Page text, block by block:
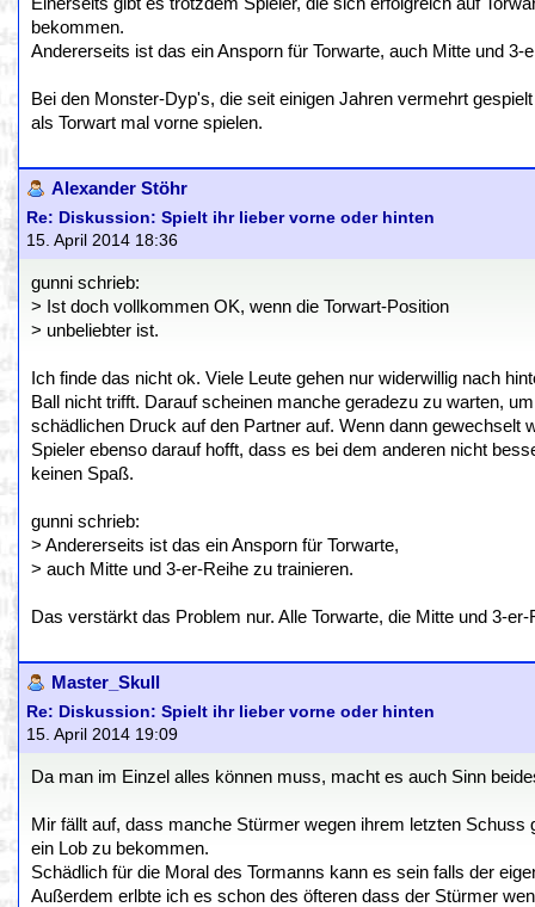
bekommen.
Andererseits ist das ein Ansporn für Torwarte, auch Mitte und 3-
Bei den Monster-Dyp's, die seit einigen Jahren vermehrt
als Torwart mal vorne spielen.
Alexander Stöhr
Re: Diskussion: Spielt ihr lieber vorne oder hinten
15. April 2014 18:36
gunni schrieb:
> Ist doch vollkommen OK, wenn die Torwart-Position
> unbeliebter ist.
Ich finde das nicht ok. Viele Leute gehen nur widerwillig nach
Ball nicht trifft. Darauf scheinen manche geradezu zu warten,
schädlichen Druck auf den Partner auf. Wenn dann gewechselt
Spieler ebenso darauf hofft, dass es bei dem anderen nicht
keinen Spaß.
gunni schrieb:
> Andererseits ist das ein Ansporn für Torwarte,
> auch Mitte und 3-er-Reihe zu trainieren.
Das verstärkt das Problem nur. Alle Torwarte, die Mitte und 3-
Master_Skull
Re: Diskussion: Spielt ihr lieber vorne oder hinten
15. April 2014 19:09
Da man im Einzel alles können muss, macht es auch Sinn
Mir fällt auf, dass manche Stürmer wegen ihrem letzten
ein Lob zu bekommen.
Schädlich für die Moral des Tormanns kann es sein falls der
Außerdem erlbte ich es schon des öfteren dass der Stürmer